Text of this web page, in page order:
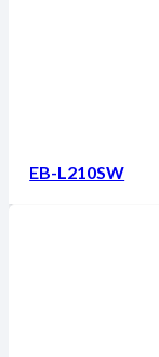
EB-L210SW